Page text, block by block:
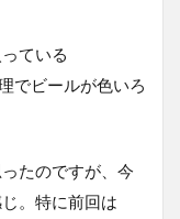
ている
でビールが色いろ
たのですが、今
。特に前回は